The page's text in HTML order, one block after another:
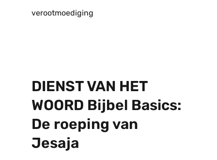
verootmoediging
DIENST VAN HET
WOORD Bijbel Basics:
De roeping van
Jesaja